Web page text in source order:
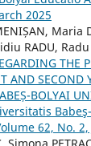
2025
Maria
RADU,
THE
AND SECOND
BOLYAI
62, No. 2,